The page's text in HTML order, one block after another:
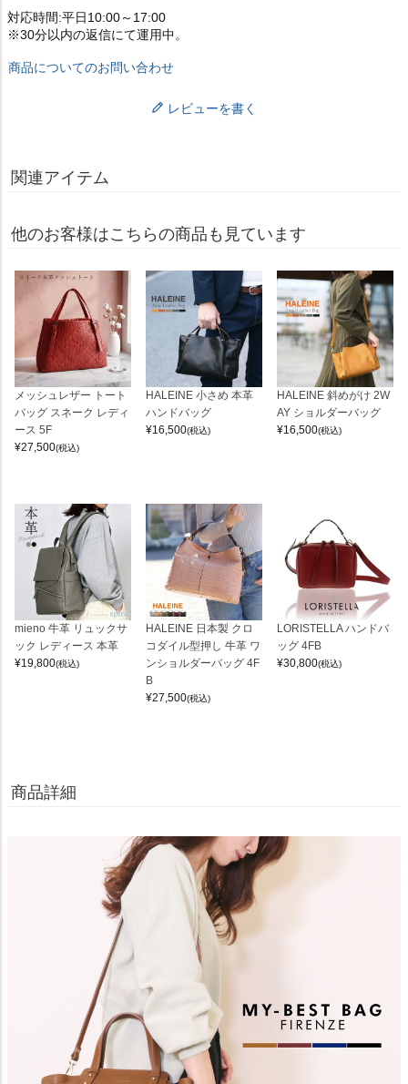
対応時間:平日10:00～17:00
※30分以内の返信にて運用中。
商品についてのお問い合わせ
レビューを書く
関連アイテム
他のお客様はこちらの商品も見ています
メッシュレザー トート
バッグ スネーク レディ
ース 5F
¥27,500(税込)
HALEINE 小さめ 本革
ハンドバッグ
¥16,500(税込)
HALEINE 斜めがけ 2W
AY ショルダーバッグ
¥16,500(税込)
mieno 牛革 リュックサ
ック レディース 本革
¥19,800(税込)
HALEINE 日本製 クロ
コダイル型押し 牛革 ワ
ンショルダーバッグ 4F
B
¥27,500(税込)
LORISTELLA ハンドバ
ッグ 4FB
¥30,800(税込)
商品詳細